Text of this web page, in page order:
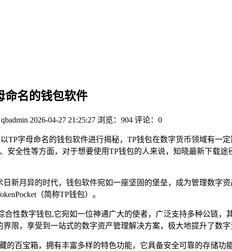
命名的钱包软件
2026-04-27 21:25:27 浏览：904 评论：0
TP字母命名的钱包软件进行揭秘，TP钱包在数字货币领域有一
安全性等方面，对于想要使用TP钱包的人来说，知晓最新下载
新月异的时代，钱包软件宛如一座坚固的堡垒，成为管理数字
（简称TP钱包）。
合性数字钱包,它宛如一位神通广大的使者，广泛支持多种公链，
限，享受到一站式的数字资产管理解决方案，极大地提升了数字
的百宝箱，拥有丰富多样的特色功能，它具备安全可靠的存储